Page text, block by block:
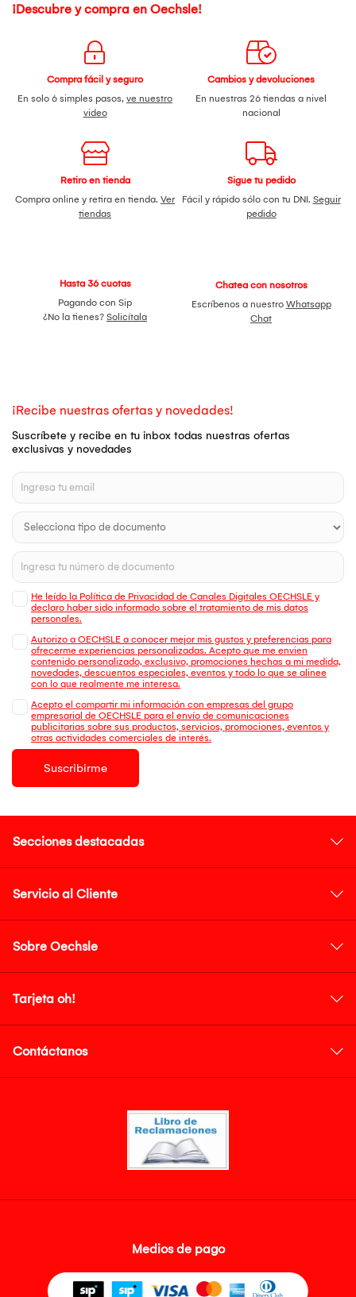
¡Descubre y compra en Oechsle!
Compra fácil y seguro
En solo 6 simples pasos, ve nuestro
video
Cambios y devoluciones
En nuestras 26 tiendas a nivel
nacional
Retiro en tienda
Compra online y retira en tienda. Ver
tiendas
Sigue tu pedido
Fácil y rápido sólo con tu DNI. Seguir
pedido
Hasta 36 cuotas
Pagando con Sip
¿No la tienes? Solicítala
Chatea con nosotros
Escríbenos a nuestro Whatsapp
Chat
¡Recibe nuestras ofertas y novedades!
Suscríbete y recibe en tu inbox todas nuestras ofertas
exclusivas y novedades
He leído la Política de Privacidad de Canales Digitales OECHSLE y
declaro haber sido informado sobre el tratamiento de mis datos
personales.
Autorizo a OECHSLE a conocer mejor mis gustos y preferencias para
ofrecerme experiencias personalizadas. Acepto que me envien
contenido personalizado, exclusivo, promociones hechas a mi medida,
novedades, descuentos especiales, eventos y todo lo que se alinee
con lo que realmente me interesa.
Acepto el compartir mi información con empresas del grupo
empresarial de OECHSLE para el envío de comunicaciones
publicitarias sobre sus productos, servicios, promociones, eventos y
otras actividades comerciales de interés.
Suscribirme
Secciones destacadas
Servicio al Cliente
Sobre Oechsle
Tarjeta oh!
Contáctanos
Medios de pago